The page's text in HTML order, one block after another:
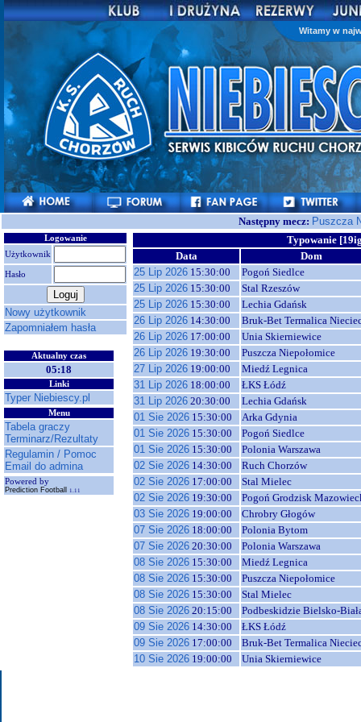
Witamy w
Następny mecz: Puszcza
Logowanie
Użytkownik
Hasło
Nowy użytkownik
Zapomniałem hasła
Aktualny czas
05:18
Linki
Typer Niebiescy.pl
Menu
Tabela graczy
Terminarz/Rezultaty
Regulamin / Pomoc
Email do admina
Powered by
Prediction Football 1.11
Typowanie
Data
Dom
25 Lip 2026 15:30:00
Pogoń Siedlce
25 Lip 2026 15:30:00
Stal Rzeszów
25 Lip 2026 15:30:00
Lechia Gdańsk
26 Lip 2026 14:30:00
Bruk-Bet Termalica
26 Lip 2026 17:00:00
Unia Skierniewice
26 Lip 2026 19:30:00
Puszcza Niepołomice
27 Lip 2026 19:00:00
Miedź Legnica
31 Lip 2026 18:00:00
ŁKS Łódź
31 Lip 2026 20:30:00
Lechia Gdańsk
01 Sie 2026 15:30:00
Arka Gdynia
01 Sie 2026 15:30:00
Pogoń Siedlce
01 Sie 2026 15:30:00
Polonia Warszawa
02 Sie 2026 14:30:00
Ruch Chorzów
02 Sie 2026 17:00:00
Stal Mielec
02 Sie 2026 19:30:00
Pogoń Grodzisk
03 Sie 2026 19:00:00
Chrobry Głogów
07 Sie 2026 18:00:00
Polonia Bytom
07 Sie 2026 20:30:00
Polonia Warszawa
08 Sie 2026 15:30:00
Miedź Legnica
08 Sie 2026 15:30:00
Puszcza Niepołomice
08 Sie 2026 15:30:00
Stal Mielec
08 Sie 2026 20:15:00
Podbeskidzie Bielsko-
09 Sie 2026 14:30:00
ŁKS Łódź
09 Sie 2026 17:00:00
Bruk-Bet Termalica
10 Sie 2026 19:00:00 Unia Skierniewice